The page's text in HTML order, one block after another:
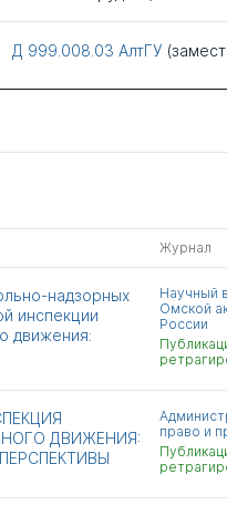
Д 999.008.03 АлтГУ
Журнал
надзорных
инспекции
движения:
Научный
Омской
России
ДВИЖЕНИЯ:
право и